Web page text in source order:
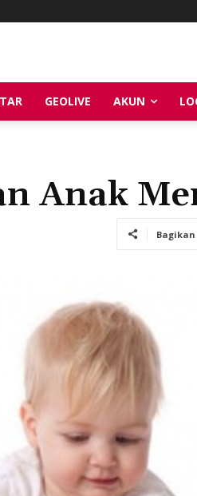
GEOLIVE AKUN
Anak
Bagikan